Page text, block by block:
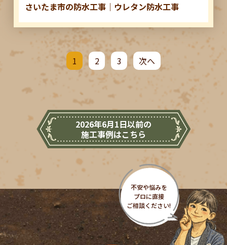
さいたま市の防水工事｜ウレタン防水工事
1 2 3 次へ
2026年6月1日以前の
施工事例はこちら